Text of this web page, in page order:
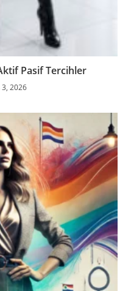
Pasif Tercihler
2026